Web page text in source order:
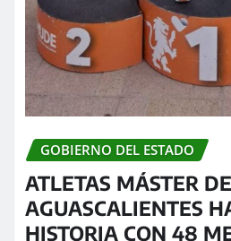
GOBIERNO DEL ESTADO
ATLETAS MÁSTER DE
AGUASCALIENTES
HISTORIA CON 48